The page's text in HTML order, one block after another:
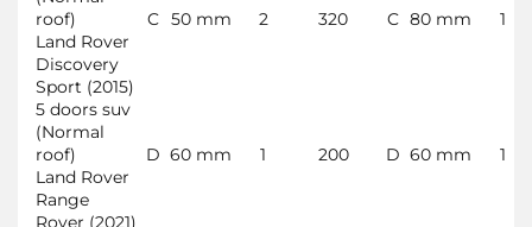
roof)
C 50 mm 2 320 C 80 mm
1
Land Rover
Discovery
Sport (2015)
5 doors suv
(Normal
roof)
D 60 mm 1 200 D 60 mm
1
Land Rover
Range
Rover (2021)